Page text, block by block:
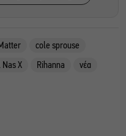
cole sprouse
Nas X Rihanna
νέα